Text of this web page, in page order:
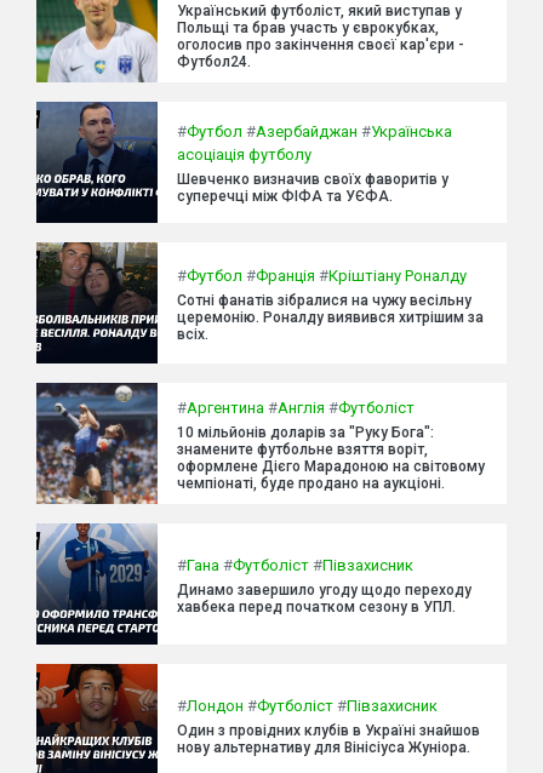
Український футболіст, який виступав у
Польщі та брав участь у єврокубках,
оголосив про закінчення своєї кар'єри -
Футбол24.
#Футбол #Азербайджан #Українська
асоціація футболу
Шевченко визначив своїх фаворитів у
суперечці між ФІФА та УЄФА.
#Футбол #Франція #Кріштіану Роналду
Сотні фанатів зібралися на чужу весільну
церемонію. Роналду виявився хитрішим за
всіх.
#Аргентина #Англія #Футболіст
10 мільйонів доларів за "Руку Бога":
знамените футбольне взяття воріт,
оформлене Дієго Марадоною на світовому
чемпіонаті, буде продано на аукціоні.
#Гана #Футболіст #Півзахисник
Динамо завершило угоду щодо переходу
хавбека перед початком сезону в УПЛ.
#Лондон #Футболіст #Півзахисник
Один з провідних клубів в Україні знайшов
нову альтернативу для Вінісіуса Жуніора.